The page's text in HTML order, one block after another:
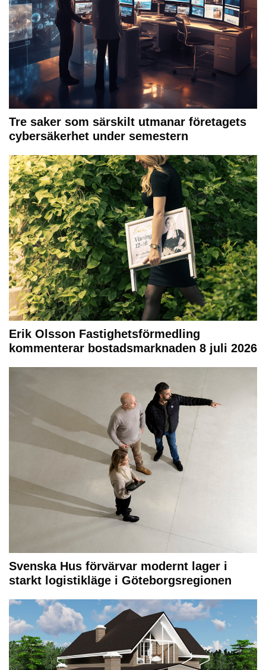
Tre saker som särskilt utmanar företagets
cybersäkerhet under semestern
Erik Olsson Fastighetsförmedling
kommenterar bostadsmarknaden 8 juli 2026
Svenska Hus förvärvar modernt lager i
starkt logistikläge i Göteborgsregionen